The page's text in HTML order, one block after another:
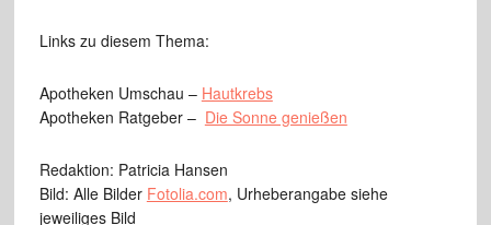
Links zu diesem Thema:
Apotheken Umschau – Hautkrebs
Apotheken Ratgeber – Die Sonne genießen
Redaktion: Patricia Hansen
Bild: Alle Bilder Fotolia.com, Urheberangabe siehe
jeweiliges Bild